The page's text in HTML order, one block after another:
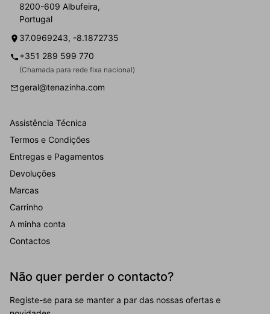
8200-609 Albufeira,
Portugal
37.0969243, -8.1872735
+351 289 599 770
(Chamada para rede fixa nacional)
geral@tenazinha.com
Assistência Técnica
Termos e Condições
Entregas e Pagamentos
Devoluções
Marcas
Carrinho
A minha conta
Contactos
Não quer perder o contacto?
Registe-se para se manter a par das nossas ofertas e